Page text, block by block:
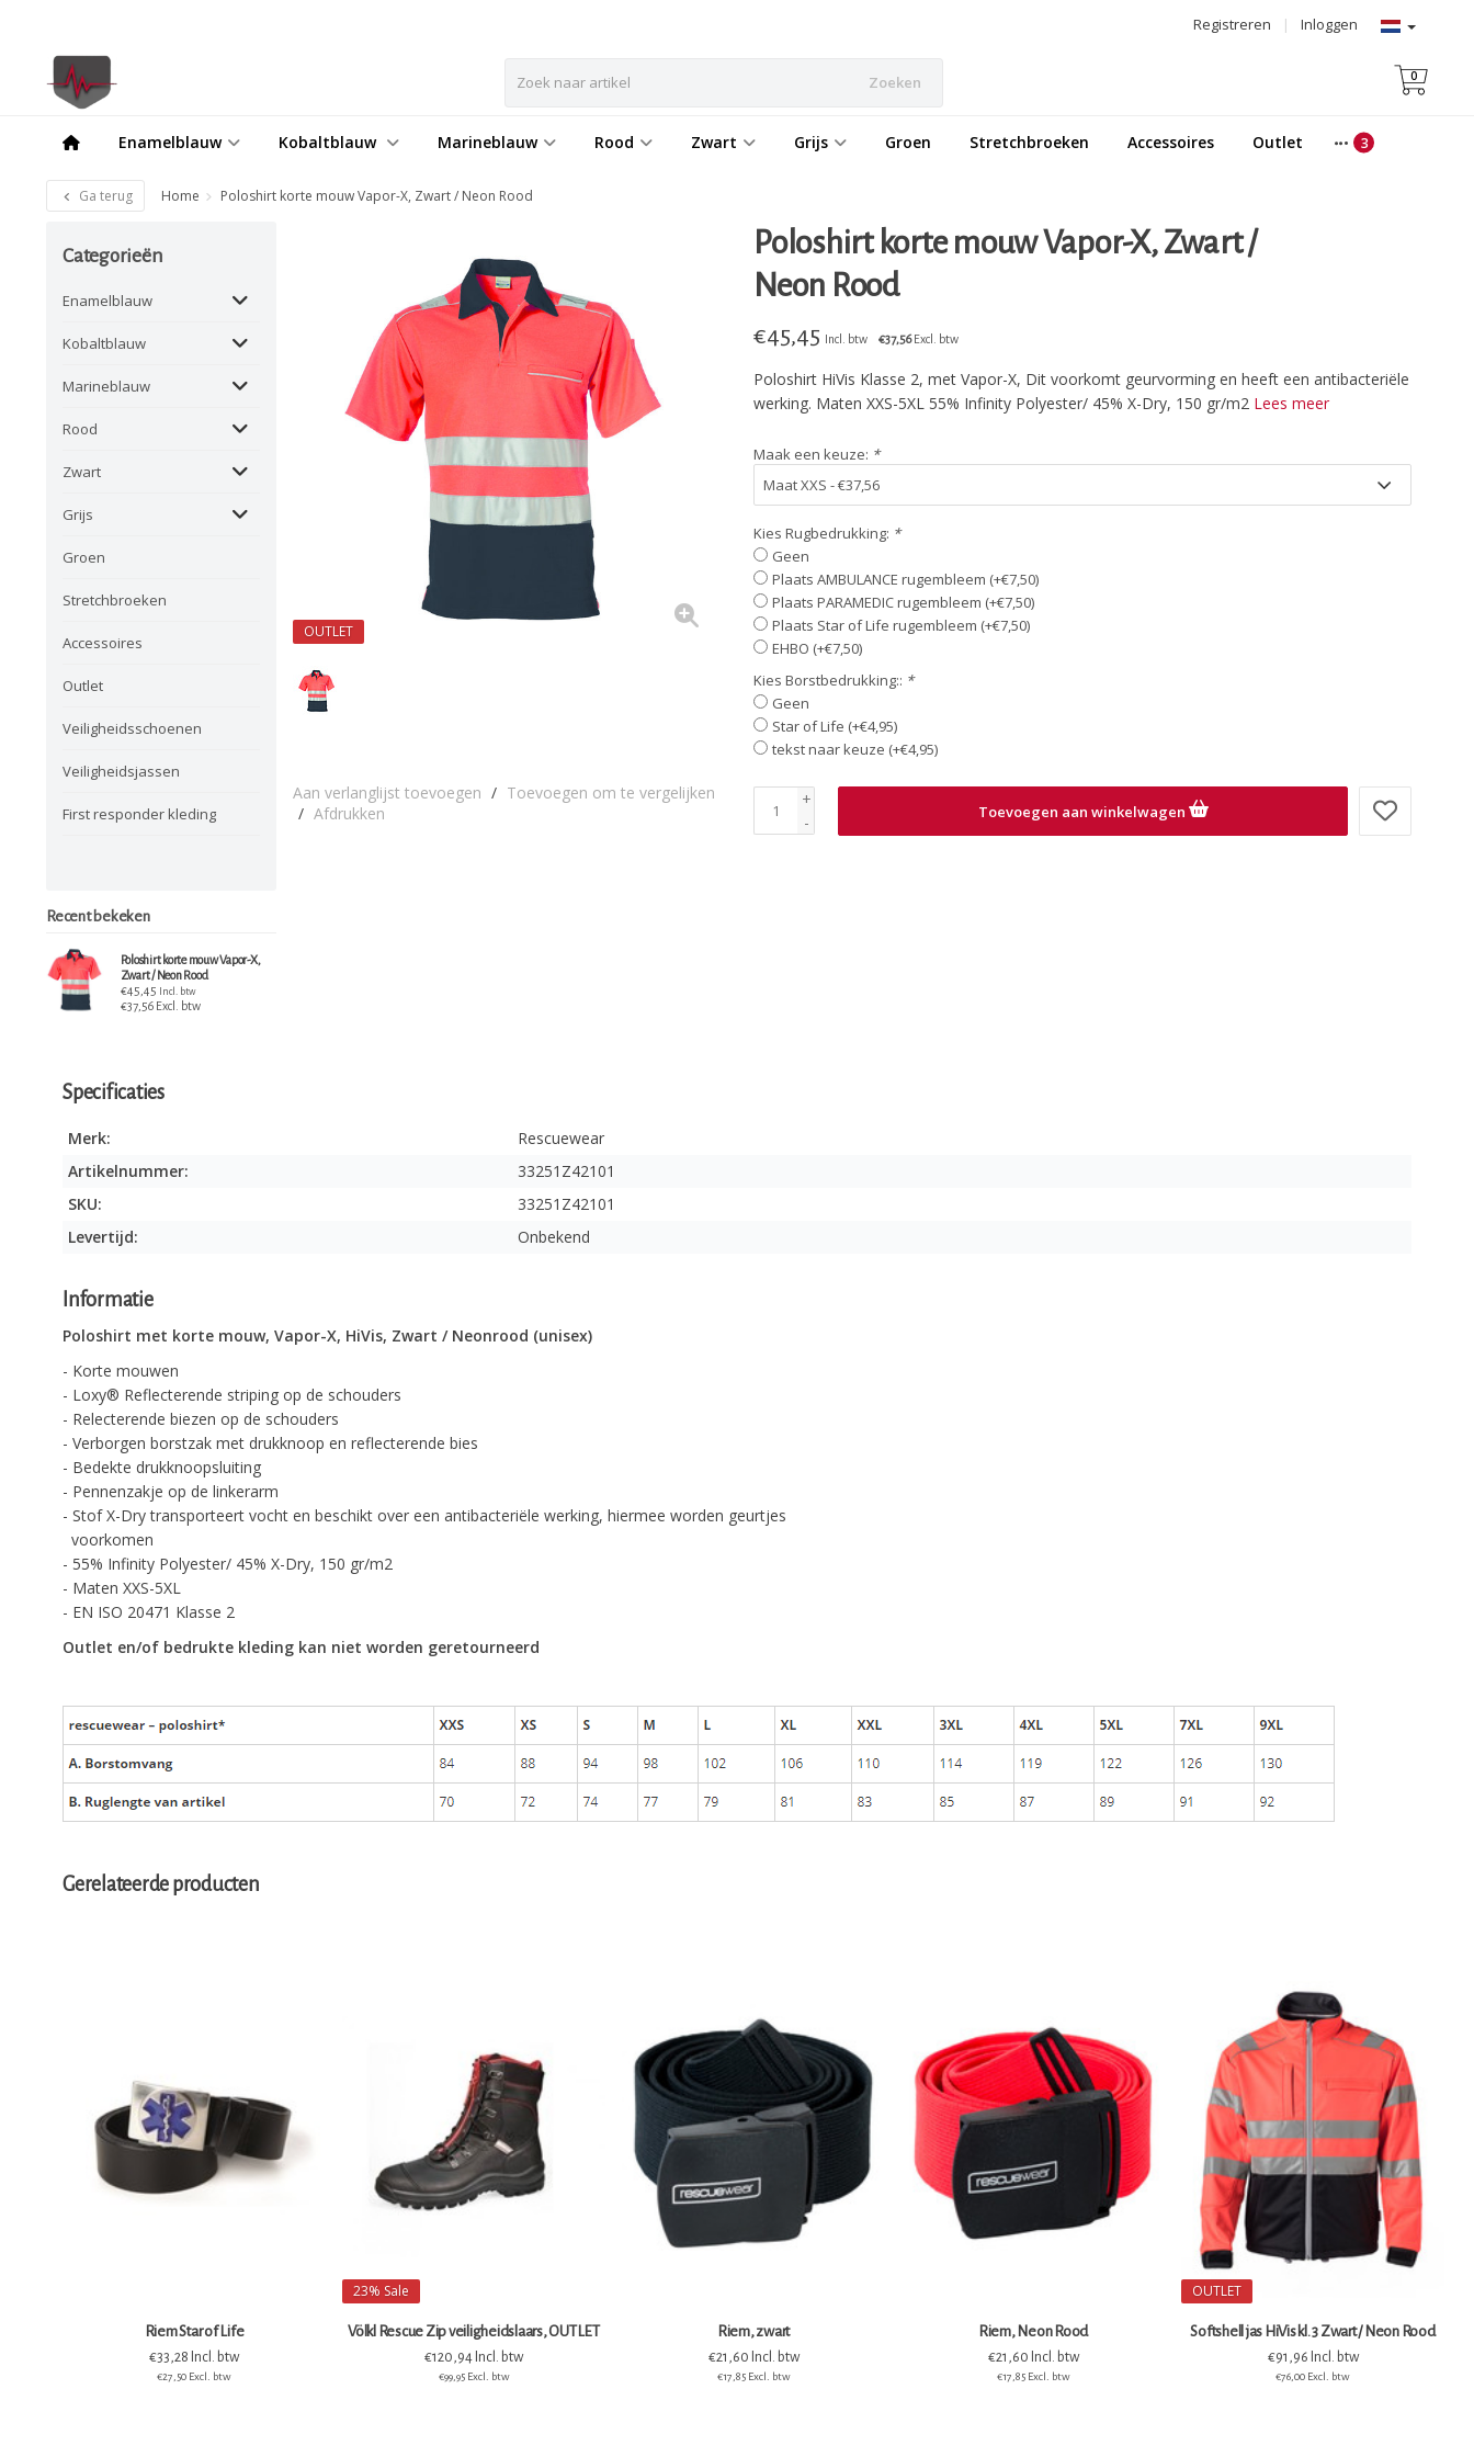
Inloggen
|
Registreren
Zoeken 0
Enamelblauw Kobaltblauw Marineblauw Rood Zwart Grijs Groen Stretchbroeken Accessoires Outlet
Ga terug Home Poloshirt korte mouw Vapor-X, Zwart / Neon Rood
Categorieën
Enamelblauw
Kobaltblauw
Marineblauw
Rood
Zwart
Grijs
Groen
Stretchbroeken
Accessoires
Outlet
Veiligheidsschoenen
Veiligheidsjassen
First responder kleding
Recent bekeken
Poloshirt korte mouw Vapor-X,
Zwart / Neon Rood
€45,45
Incl. btw
€37,56 Excl. btw
OUTLET
Aan verlanglijst toevoegen / Toevoegen om te vergelijken
/ Afdrukken
Poloshirt korte mouw Vapor-X, Zwart /
Neon Rood
€45,45 Incl. btw €37,56Excl. btw
Poloshirt HiVis Klasse 2, met Vapor-X, Dit voorkomt geurvorming en heeft een antibacteriële
werking. Maten XXS-5XL 55% Infinity Polyester/ 45% X-Dry, 150 gr/m2 Lees meer
Maak een keuze: *
Kies Rugbedrukking: *
Geen
Plaats AMBULANCE rugembleem (+€7,50)
Plaats PARAMEDIC rugembleem (+€7,50)
Plaats Star of Life rugembleem (+€7,50)
EHBO (+€7,50)
Kies Borstbedrukking:: *
Geen
Star of Life (+€4,95)
tekst naar keuze (+€4,95)
+
-
Toevoegen aan winkelwagen
Specificaties
Merk:
Rescuewear
Artikelnummer:
33251Z42101
SKU:
33251Z42101
Levertijd:
Onbekend
Informatie
Poloshirt met korte mouw, Vapor-X, HiVis, Zwart / Neonrood (unisex)
- Korte mouwen
- Loxy® Reflecterende striping op de schouders
- Relecterende biezen op de schouders
- Verborgen borstzak met drukknoop en reflecterende bies
- Bedekte drukknoopsluiting
- Pennenzakje op de linkerarm
- Stof X-Dry transporteert vocht en beschikt over een antibacteriële werking, hiermee worden geurtjes
voorkomen
- 55% Infinity Polyester/ 45% X-Dry, 150 gr/m2
- Maten XXS-5XL
- EN ISO 20471 Klasse 2
Outlet en/of bedrukte kleding kan niet worden geretourneerd
Gerelateerde producten
Riem Star of Life
€33,28 Incl. btw
€27,50 Excl. btw
23% Sale
Völkl Rescue Zip veiligheidslaars, OUTLET
€120,94 Incl. btw
€99,95 Excl. btw
Riem, zwart
€21,60 Incl. btw
€17,85 Excl. btw
Riem, Neon Rood
€21,60 Incl. btw
€17,85 Excl. btw
OUTLET
Softshell jas HiVis kl. 3 Zwart / Neon Rood
€91,96 Incl. btw
€76,00 Excl. btw